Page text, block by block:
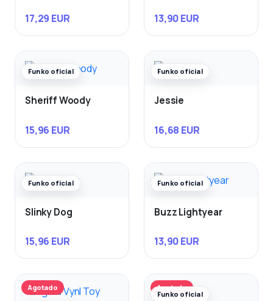
17,29 EUR 13,90 EUR
Funko oficial
Sheriff Woody
15,96 EUR
Funko oficial
Jessie
16,68 EUR
Funko oficial
Slinky Dog
15,96 EUR
Funko oficial
Buzz Lightyear
13,90 EUR
Agotado Agotado
Funko oficial